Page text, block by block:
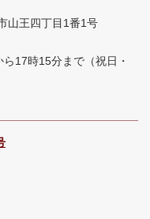
山王四丁目1番1号
ら17時15分まで （祝日・